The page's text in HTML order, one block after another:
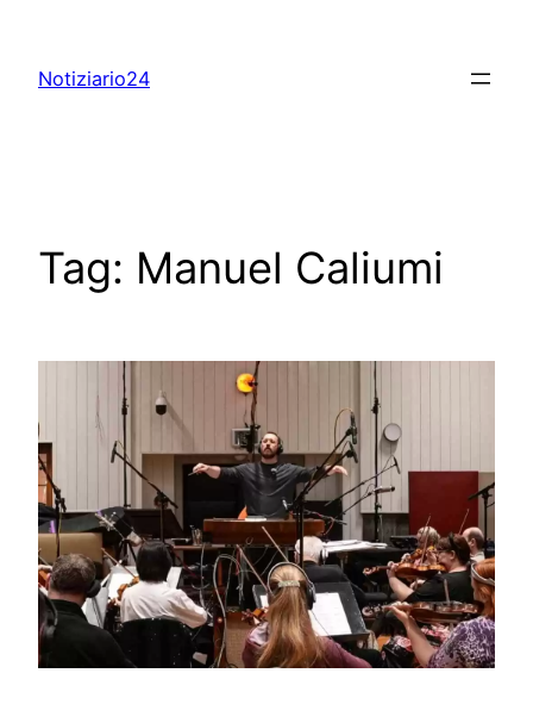
content
Notiziario24
Tag: Manuel Caliumi